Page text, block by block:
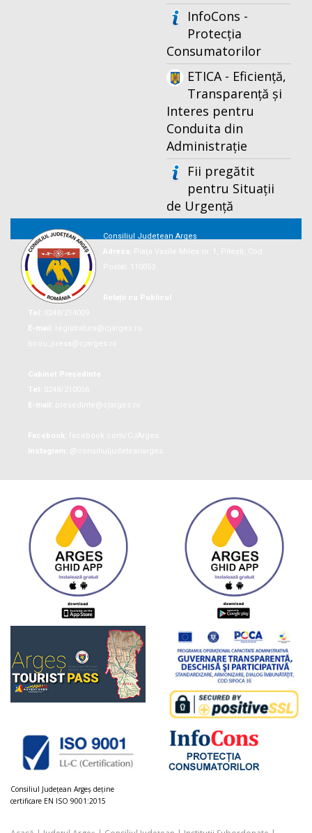
InfoCons -
Protecția
Consumatorilor
ETICA - Eficiență,
Transparență și
Interes pentru
Conduita din
Administrație
Fii pregătit
pentru Situații
de Urgență
Consiliul Județean Argeș
Consiliul Judeţean Argeș deţine
certificare EN ISO 9001:2015